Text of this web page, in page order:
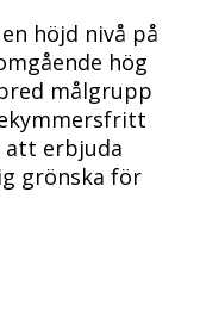
höjd nivå på
hög
målgrupp
att erbjuda
grönska för